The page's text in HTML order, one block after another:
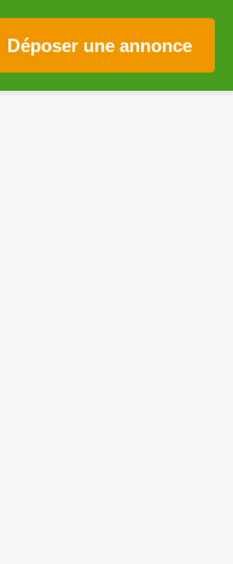
Déposer une annonce